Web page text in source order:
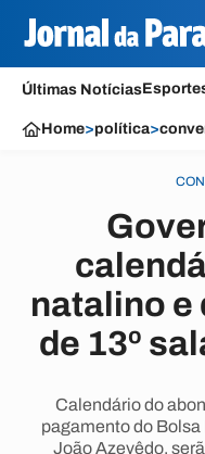
Últimas Notícias
Home>política>
natalino e
de 13º
Calendário do
pagamento do
João Azevêdo,